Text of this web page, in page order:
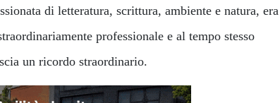
di letteratura, scrittura, ambiente e natura, era
professionale e al tempo stesso
un ricordo straordinario.